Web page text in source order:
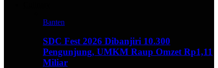
Banten
SDC Fest 2026 Dibanjiri 10.300
Pengunjung, UMKM Raup Omzet Rp1,11
Miliar